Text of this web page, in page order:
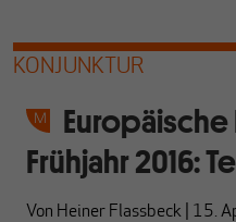
KONJUNKTUR
Frühjahr 2016:
Von Heiner Flassbeck 15.